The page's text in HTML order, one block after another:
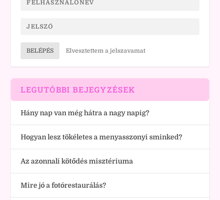
BELÉPÉS Elvesztettem a jelszavamat
LEGUTÓBBI BEJEGYZÉSEK
Hány nap van még hátra a nagy napig?
Hogyan lesz tökéletes a menyasszonyi sminked?
Az azonnali kötődés misztériuma
Mire jó a fotórestaurálás?